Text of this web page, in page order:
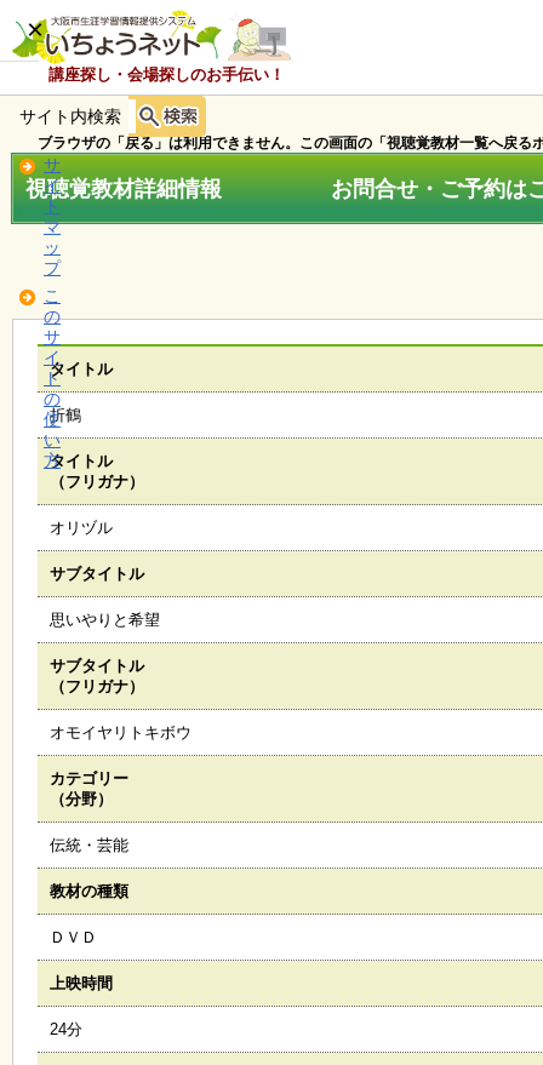
講座探し・会場探しのお手伝い！
×
ホ
ー
ム
知
ら
せ
講
座
・
イ
ベ
ト
施
約
ち
覧
サイト内検索
サ
イ
ト
マ
ッ
プ
こ
の
サ
イ
ト
の
使
い
方
ブラウザの「戻る」は利用できません。この画面の「視聴覚教材一覧へ戻る
視聴覚教材詳細情報 お問合せ・ご予約はこ
タイトル
折鶴
タイトル
（フリガナ）
オリヅル
サブタイトル
思いやりと希望
サブタイトル
（フリガナ）
オモイヤリトキボウ
カテゴリー
（分野）
伝統・芸能
教材の種類
ＤＶＤ
上映時間
24分